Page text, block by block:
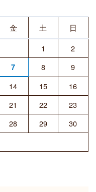
金 土
日
1
2
7 8
9
14 15
16
21 22
23
28 29
30